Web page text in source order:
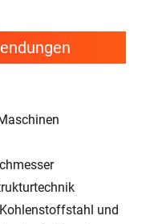
und